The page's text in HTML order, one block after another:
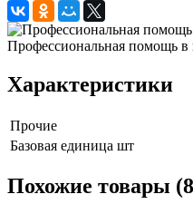
Профессиональная помощь в
Характеристики
Прочие
Базовая единица шт
Похожие товары